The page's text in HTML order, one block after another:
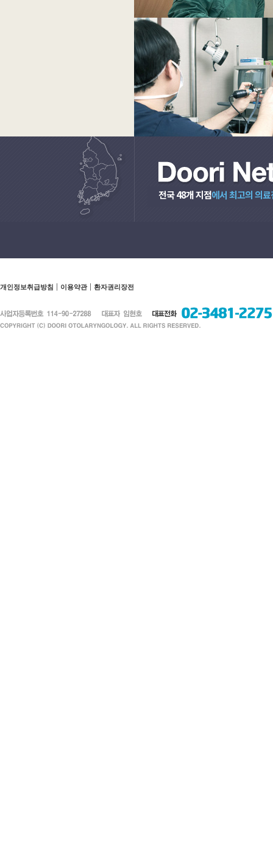
전국 48개 지점에서 최고의 의
개인정보취급방침 이용약관 환자권리장전